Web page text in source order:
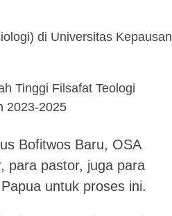
di Universitas Kepausan
Tinggi Filsafat Teologi
2023-2025
Bofitwos Baru, OSA
para pastor, juga para
untuk proses ini.